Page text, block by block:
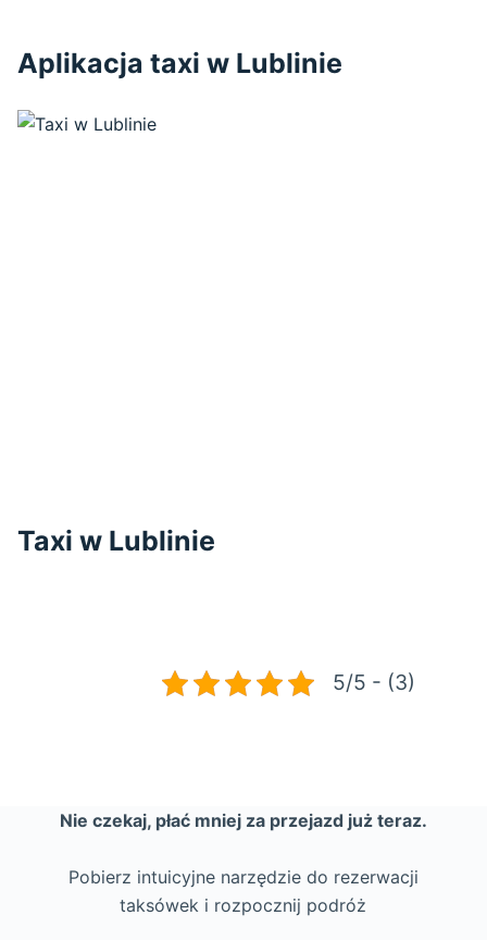
Aplikacja taxi w Lublinie
Taxi w Lublinie
5/5 - (3)
Nie czekaj, płać mniej za przejazd już teraz.
Pobierz intuicyjne narzędzie do rezerwacji
taksówek i rozpocznij podróż